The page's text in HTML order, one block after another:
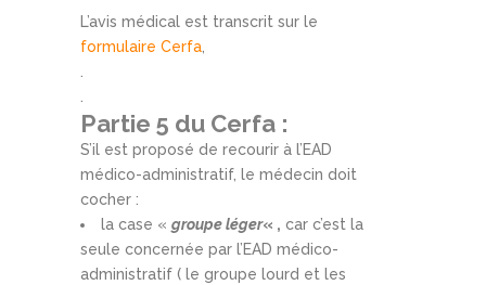
L’avis médical est transcrit sur le
formulaire Cerfa,
.
.
Partie 5 du Cerfa :
S’il est proposé de recourir à l’EAD
médico-administratif, le médecin doit
cocher :
la case « groupe léger« , car c’est la
seule concernée par l’EAD médico-
administratif ( le groupe lourd et les